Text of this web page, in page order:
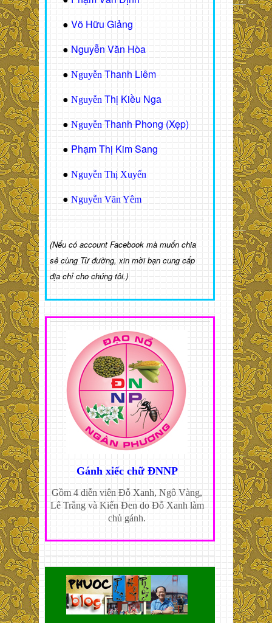
● Võ Hữu Giảng
● Nguyễn Văn Hòa
● Nguyễn Thanh Liêm
● Nguyễn Thị Kiều Nga
● Nguyễn Thanh Phong (Xẹp)
● Phạm Thị Kim Sang
● Nguyễn Thị Xuyến
● Nguyễn Văn Yêm
(Nếu có account Facebook mà muốn chia
sẻ cùng Từ đường, xin mời bạn cung cấp
địa chỉ cho chúng tôi.)
Gánh xiếc chữ ĐNNP
Gồm 4 diễn viên Đỗ Xanh, Ngô Vàng,
Lê Trắng và Kiến Đen do Đỗ Xanh làm
chủ gánh.